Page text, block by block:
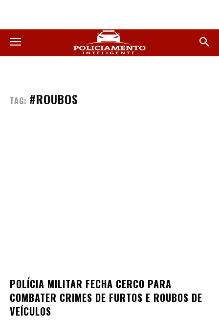
TAG: #ROUBOS
POLÍCIA MILITAR FECHA CERCO PARA
COMBATER CRIMES DE FURTOS E ROUBOS DE
VEÍCULOS